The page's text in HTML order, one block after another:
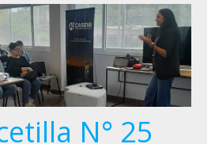
N° 25